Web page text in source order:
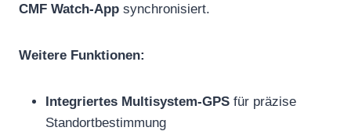
CMF Watch-App synchronisiert.
Weitere Funktionen:
Integriertes Multisystem-GPS für präzise
Standortbestimmung